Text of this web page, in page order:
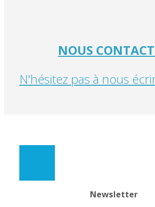
NOUS
N'hésitez pas à nous
Newsletter